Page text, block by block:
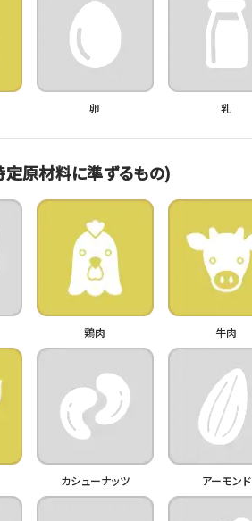
卵 乳
定原材料に準ずるもの)
鶏肉 牛肉
カシューナッツ アーモンド